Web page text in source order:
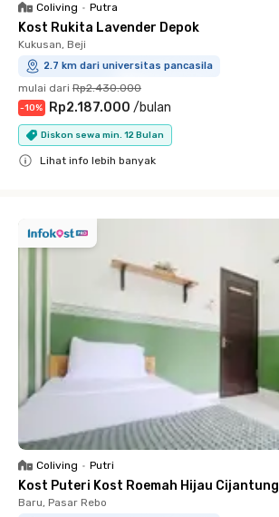
Coliving • Putra
Kost Rukita Lavender Depok
Kukusan, Beji
2.7 km dari universitas pancasila
mulai dari Rp2.430.000
-10% Rp2.187.000 /bulan
Diskon sewa min. 12 Bulan
Lihat info lebih banyak
Coliving • Putri
Kost Puteri Kost Roemah Hijau Cijantung
Baru, Pasar Rebo